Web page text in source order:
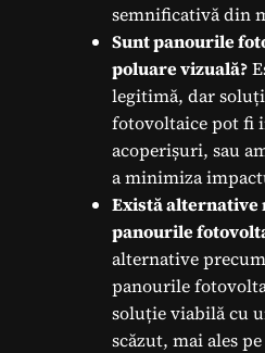
semnificativă din
Sunt panourile
poluare vizuală?
legitimă, dar
fotovoltaice pot fi
acoperișuri, sau
a minimiza
Există alternative
panourile
alternative
panourile
soluție viabilă cu
scăzut, mai ales